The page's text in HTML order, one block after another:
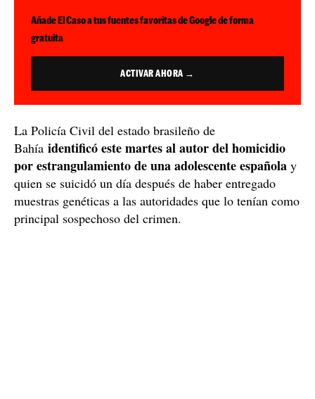
Añade El Caso a tus fuentes favoritas de Google de forma
gratuita
ACTIVAR AHORA →
La Policía Civil del estado brasileño de
Bahía identificó este martes al autor del homicidio
por estrangulamiento de una adolescente española y
quien se suicidó un día después de haber entregado
muestras genéticas a las autoridades que lo tenían como
principal sospechoso del crimen.